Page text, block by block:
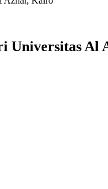
Universitas Al